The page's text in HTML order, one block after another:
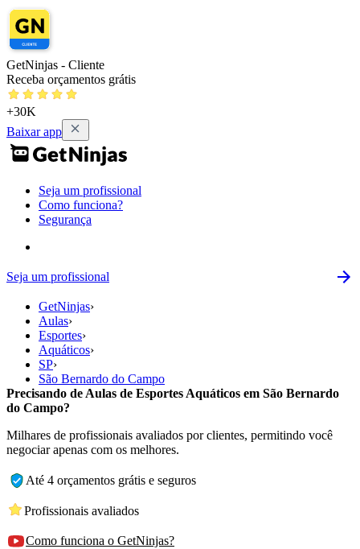
GetNinjas - Cliente
Receba orçamentos grátis
+30K
Baixar app
Seja um profissional
Como funciona?
Segurança
Seja um profissional
GetNinjas›
Aulas›
Esportes›
Aquáticos›
SP›
São Bernardo do Campo
Precisando de Aulas de Esportes Aquáticos em São Bernardo
do Campo?
Milhares de profissionais avaliados por clientes, permitindo você
negociar apenas com os melhores.
Até 4 orçamentos grátis e seguros
Profissionais avaliados
Como funciona o GetNinjas?